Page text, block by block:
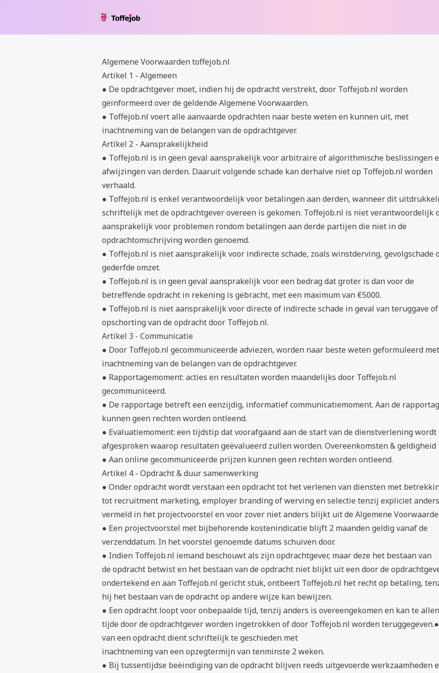
Algemene Voorwaarden toffejob.nl
Artikel 1 - Algemeen
● De opdrachtgever moet, indien hij de opdracht verstrekt, door Toffejob.nl worden
geïnformeerd over de geldende Algemene Voorwaarden.
● Toffejob.nl voert alle aanvaarde opdrachten naar beste weten en kunnen uit, met
inachtneming van de belangen van de opdrachtgever.
Artikel 2 - Aansprakelijkheid
● Toffejob.nl is in geen geval aansprakelijk voor arbitraire of algorithmische beslissingen
afwijzingen van derden. Daaruit volgende schade kan derhalve niet op Toffejob.nl worden
verhaald.
● Toffejob.nl is enkel verantwoordelijk voor betalingen aan derden, wanneer dit
schriftelijk met de opdrachtgever overeen is gekomen. Toffejob.nl is niet verantwoordelijk
aansprakelijk voor problemen rondom betalingen aan derde partijen die niet in de
opdrachtomschrijving worden genoemd.
● Toffejob.nl is niet aansprakelijk voor indirecte schade, zoals winstderving, gevolgschade
gederfde omzet.
● Toffejob.nl is in geen geval aansprakelijk voor een bedrag dat groter is dan voor de
betreffende opdracht in rekening is gebracht, met een maximum van €5000.
● Toffejob.nl is niet aansprakelijk voor directe of indirecte schade in geval van teruggave of
opschorting van de opdracht door Toffejob.nl.
Artikel 3 - Communicatie
● Door Toffejob.nl gecommuniceerde adviezen, worden naar beste weten geformuleerd met
inachtneming van de belangen van de opdrachtgever.
● Rapportagemoment: acties en resultaten worden maandelijks door Toffejob.nl
gecommuniceerd.
● De rapportage betreft een eenzijdig, informatief communicatiemoment. Aan de
kunnen geen rechten worden ontleend.
● Evaluatiemoment: een tijdstip dat voorafgaand aan de start van de dienstverlening wordt
afgesproken waarop resultaten geëvalueerd zullen worden. Overeenkomsten & geldigheid
● Aan online gecommuniceerde prijzen kunnen geen rechten worden ontleend.
Artikel 4 - Opdracht & duur samenwerking
● Onder opdracht wordt verstaan een opdracht tot het verlenen van diensten met
tot recruitment marketing, employer branding of werving en selectie tenzij expliciet anders
vermeld in het projectvoorstel en voor zover niet anders blijkt uit de Algemene
● Een projectvoorstel met bijbehorende kostenindicatie blijft 2 maanden geldig vanaf de
verzenddatum. In het voorstel genoemde datums schuiven door.
● Indien Toffejob.nl iemand beschouwt als zijn opdrachtgever, maar deze het bestaan van
de opdracht betwist en het bestaan van de opdracht niet blijkt uit een door de
ondertekend en aan Toffejob.nl gericht stuk, ontbeert Toffejob.nl het recht op betaling,
hij het bestaan van de opdracht op andere wijze kan bewijzen.
● Een opdracht loopt voor onbepaalde tijd, tenzij anders is overeengekomen en kan te allen
tijde door de opdrachtgever worden ingetrokken of door Toffejob.nl worden
van een opdracht dient schriftelijk te geschieden met
inachtneming van een opzegtermijn van tenminste 2 weken.
● Bij tussentijdse beëindiging van de opdracht blijven reeds uitgevoerde werkzaamheden